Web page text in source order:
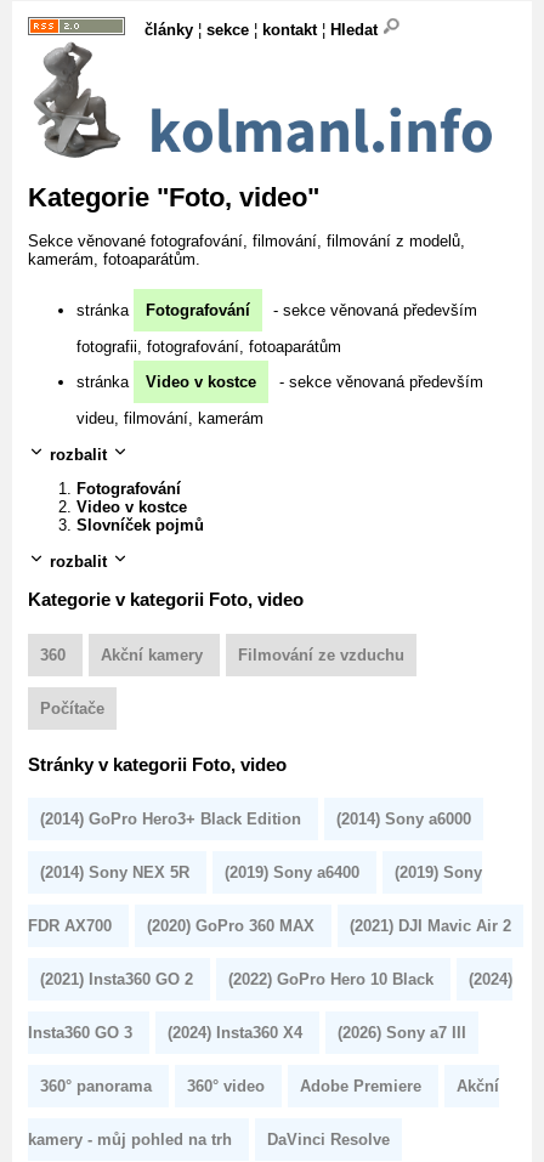
články ¦ sekce ¦ kontakt¦ Hledat
Kategorie "Foto, video"
Sekce věnované fotografování, filmování, filmování z modelů,
kamerám, fotoaparátům.
stránka Fotografování
- sekce věnovaná především
fotografii, fotografování, fotoaparátům
stránka
Video v kostce
- sekce věnovaná především
videu, filmování, kamerám
rozbalit
Fotografování
Video v kostce
Slovníček pojmů
rozbalit
Kategorie v kategorii Foto, video
360 Akční kamery Filmování ze vzduchu
Počítače
Stránky v kategorii Foto, video
(2014) GoPro Hero3+ Black Edition (2014) Sony a6000
(2014) Sony NEX 5R (2019) Sony a6400 (2019) Sony
FDR AX700 (2020) GoPro 360 MAX (2021) DJI Mavic Air 2
(2021) Insta360 GO 2 (2022) GoPro Hero 10 Black (2024)
Insta360 GO 3 (2024) Insta360 X4 (2026) Sony a7 III
360° panorama 360° video Adobe Premiere Akční
kamery - můj pohled na trh DaVinci Resolve